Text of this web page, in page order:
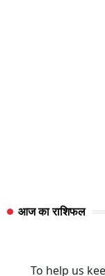
आज का राशिफल